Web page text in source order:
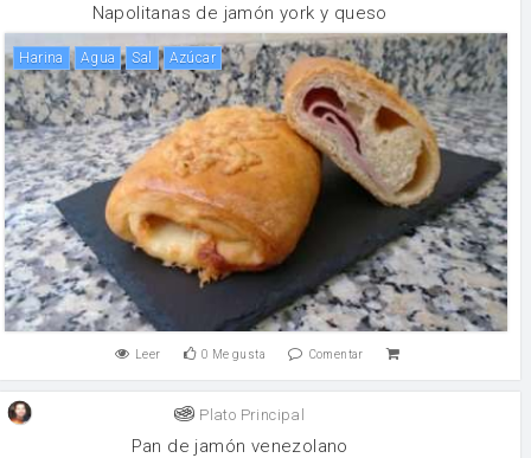
Napolitanas de jamón york y queso
harina agua sal Azúcar
Leer 0 Me gusta Comentar
Plato Principal
Pan de jamón venezolano